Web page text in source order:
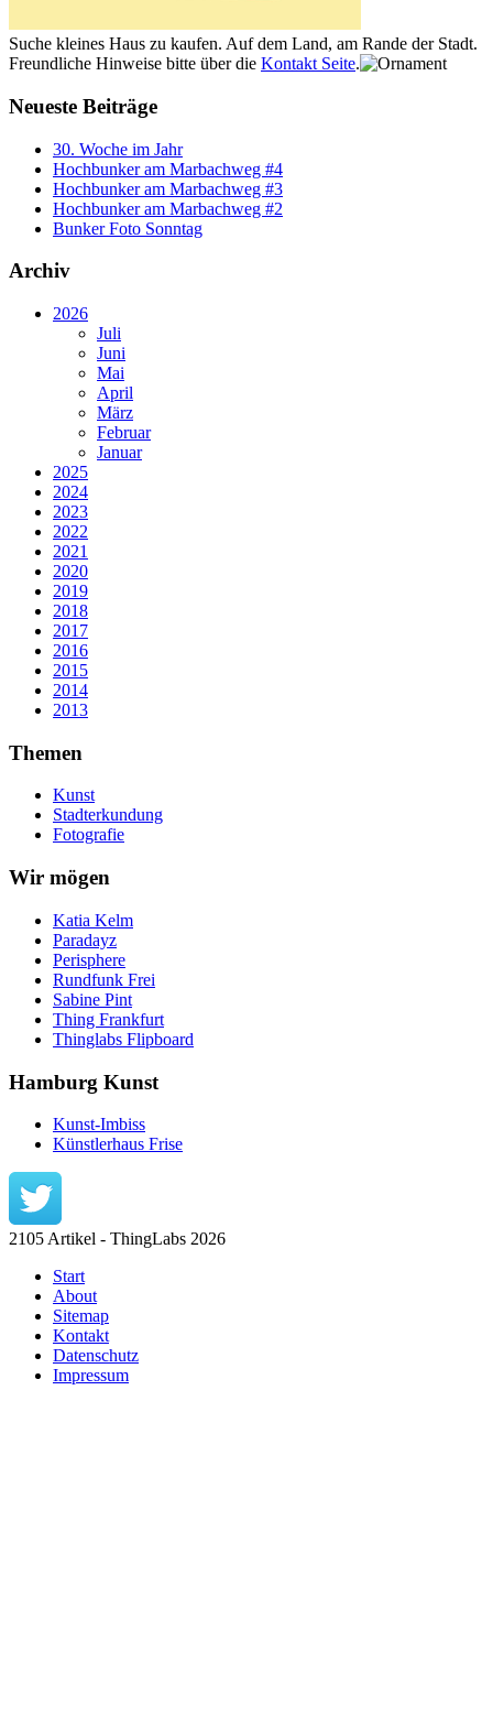
Suche kleines Haus zu kaufen. Auf dem Land, am Rande der Stadt.
Freundliche Hinweise bitte über die Kontakt Seite.
Neueste Beiträge
30. Woche im Jahr
Hochbunker am Marbachweg #4
Hochbunker am Marbachweg #3
Hochbunker am Marbachweg #2
Bunker Foto Sonntag
Archiv
2026
Juli
Juni
Mai
April
März
Februar
Januar
2025
2024
2023
2022
2021
2020
2019
2018
2017
2016
2015
2014
2013
Themen
Kunst
Stadterkundung
Fotografie
Wir mögen
Katia Kelm
Paradayz
Perisphere
Rundfunk Frei
Sabine Pint
Thing Frankfurt
Thinglabs Flipboard
Hamburg Kunst
Kunst-Imbiss
Künstlerhaus Frise
2105 Artikel - ThingLabs 2026
Start
About
Sitemap
Kontakt
Datenschutz
Impressum